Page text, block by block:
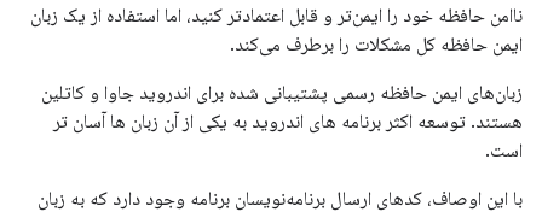
ناامن حافظه خود را ایمن‌تر و قابل اعتمادتر کنید، اما استفاده از یک زبان
ایمن حافظه کل مشکلات را برطرف می‌کند.
زبان‌های ایمن حافظه رسمی پشتیبانی شده برای اندروید جاوا و کاتلین
هستند. توسعه اکثر برنامه های اندروید به یکی از آن زبان ها آسان تر
است.
با این اوصاف، کدهای ارسال برنامه‌نویسان برنامه وجود دارد که به زبان